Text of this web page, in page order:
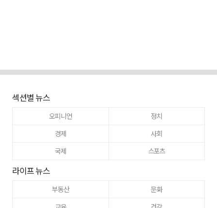
섹션별 뉴스
오피니언
정치
경제
사회
국제
스포츠
라이프 뉴스
부동산
문화